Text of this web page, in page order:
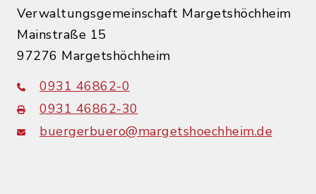
Verwaltungsgemeinschaft Margetshöchheim
Mainstraße 15
97276 Margetshöchheim
0931 46862-0
0931 46862-30
buergerbuero@margetshoechheim.de